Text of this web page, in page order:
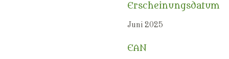
Erscheinungsdatum
Juni 2025
EAN